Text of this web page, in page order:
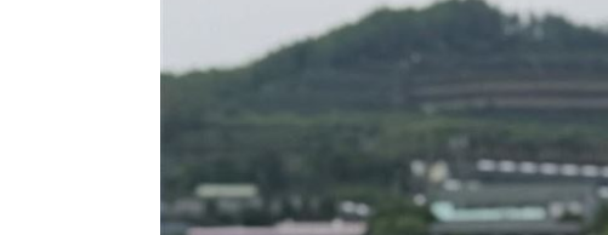
父親節送會拉筋的按摩椅 爸爸「筋歡喜」 18:00
油品食安事件引關注 挑選保健食品要注意
罕病博士彭士齊 輪椅上的生命覺醒！
酷澎「爸氣父親節」國際官方品牌齊聚 11:00